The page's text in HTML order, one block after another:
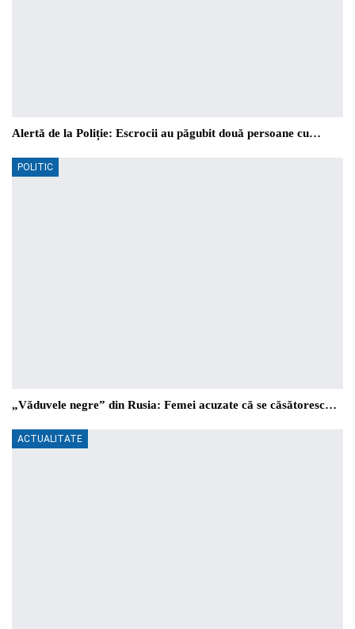
Alertă de la Poliție: Escrocii au păgubit două persoane cu…
POLITIC
„Văduvele negre” din Rusia: Femei acuzate că se căsătoresc…
ACTUALITATE